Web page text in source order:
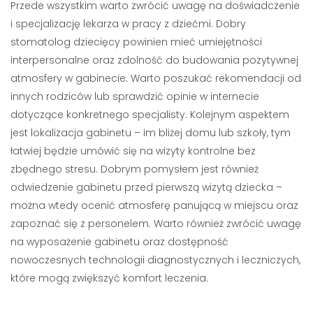
Przede wszystkim warto zwrócić uwagę na doświadczenie
i specjalizację lekarza w pracy z dziećmi. Dobry
stomatolog dziecięcy powinien mieć umiejętności
interpersonalne oraz zdolność do budowania pozytywnej
atmosfery w gabinecie. Warto poszukać rekomendacji od
innych rodziców lub sprawdzić opinie w internecie
dotyczące konkretnego specjalisty. Kolejnym aspektem
jest lokalizacja gabinetu – im bliżej domu lub szkoły, tym
łatwiej będzie umówić się na wizyty kontrolne bez
zbędnego stresu. Dobrym pomysłem jest również
odwiedzenie gabinetu przed pierwszą wizytą dziecka –
można wtedy ocenić atmosferę panującą w miejscu oraz
zapoznać się z personelem. Warto również zwrócić uwagę
na wyposażenie gabinetu oraz dostępność
nowoczesnych technologii diagnostycznych i leczniczych,
które mogą zwiększyć komfort leczenia.